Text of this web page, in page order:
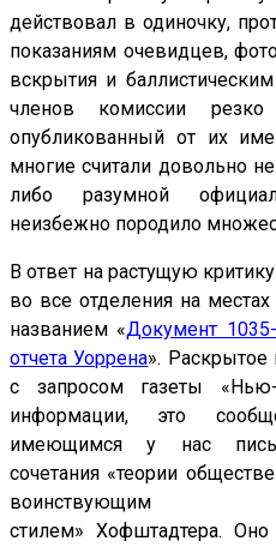
действовал в одиночку,
показаниям очевидцев,
вскрытия и
членов комиссии резко
опубликованный от их
многие считали довольно
либо разумной
неизбежно породило
В ответ на растущую
во все отделения на
названием «Документ
отчета Уоррена». Раскрытое
с запросом газеты
информации, это
имеющимся у нас
сочетания «теории
воинствующим
стилем» Хофштадтера.